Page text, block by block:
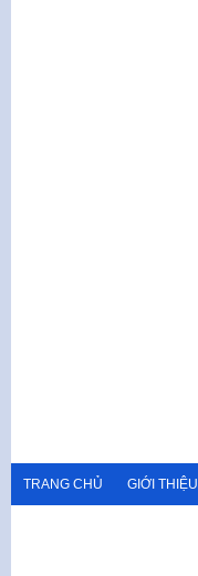
TRANG CHỦ GIỚI THIỆU